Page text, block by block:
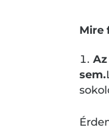
Mire
sem.